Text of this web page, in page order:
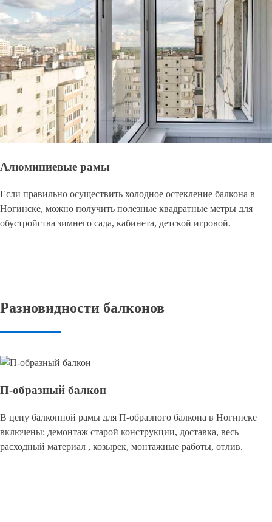
Алюминиевые рамы
Если правильно осуществить холодное остекление балкона в
Ногинске, можно получить полезные квадратные метры для
обустройства зимнего сада, кабинета, детской игровой.
Разновидности балконов
П-образный балкон
В цену балконной рамы для П-образного балкона в Ногинске
включены: демонтаж старой конструкции, доставка, весь
расходный материал , козырек, монтажные работы, отлив.